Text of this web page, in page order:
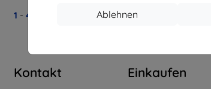
Ablehnen
1 - 4
Kontakt Einkaufen